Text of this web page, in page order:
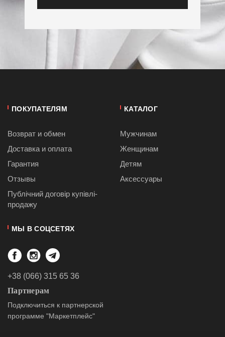
ПОКУПАТЕЛЯМ
Возврат и обмен
Доставка и оплата
Гарантия
Отзывы
Публiчний договiр купівлі-
продажу
КАТАЛОГ
Мужчинам
Женщинам
Детям
Аксессуары
МЫ В СОЦСЕТЯХ
+38 (066) 315 65 36
Партнерам
Подключиться к партнерской
программе "Маркетплейс"